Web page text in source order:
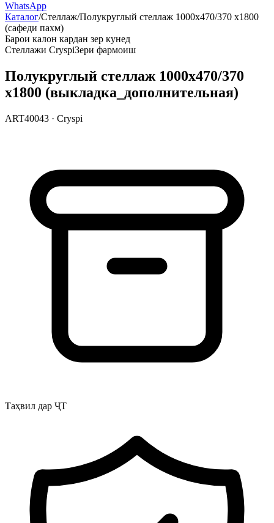
WhatsApp
Каталог/Стеллаж/Полукруглый стеллаж 1000х470/370 х1800
(сафеди пахм)
Барои калон кардан зер кунед
Стеллажи CryspiЗери фармоиш
Полукруглый стеллаж 1000х470/370
х1800 (выкладка_дополнительная)
ART40043 · Cryspi
Таҳвил дар ҶТ